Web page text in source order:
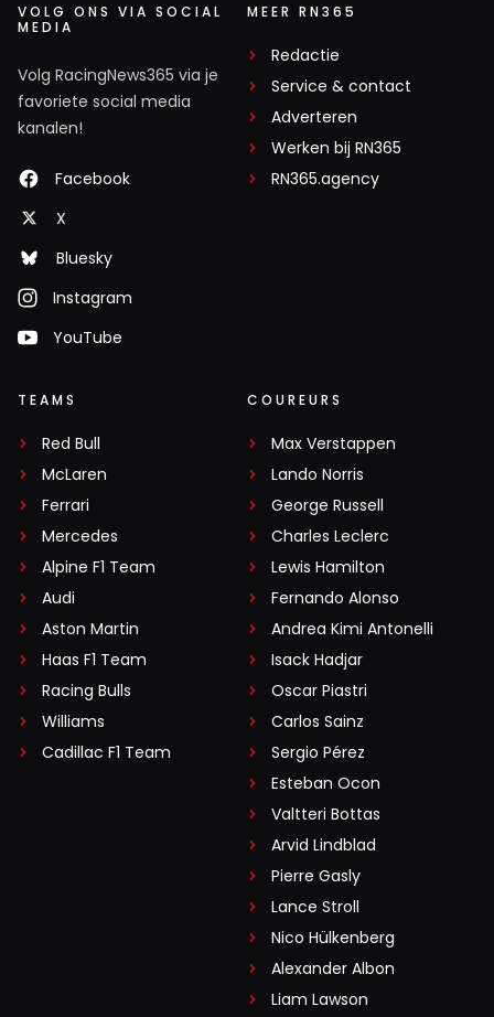
VOLG ONS VIA SOCIAL
MEDIA
Volg RacingNews365 via je
favoriete social media
kanalen!
Facebook
X
Bluesky
Instagram
YouTube
MEER RN365
Redactie
Service & contact
Adverteren
Werken bij RN365
RN365.agency
TEAMS
Red Bull
McLaren
Ferrari
Mercedes
Alpine F1 Team
Audi
Aston Martin
Haas F1 Team
Racing Bulls
Williams
Cadillac F1 Team
COUREURS
Max Verstappen
Lando Norris
George Russell
Charles Leclerc
Lewis Hamilton
Fernando Alonso
Andrea Kimi Antonelli
Isack Hadjar
Oscar Piastri
Carlos Sainz
Sergio Pérez
Esteban Ocon
Valtteri Bottas
Arvid Lindblad
Pierre Gasly
Lance Stroll
Nico Hülkenberg
Alexander Albon
Liam Lawson